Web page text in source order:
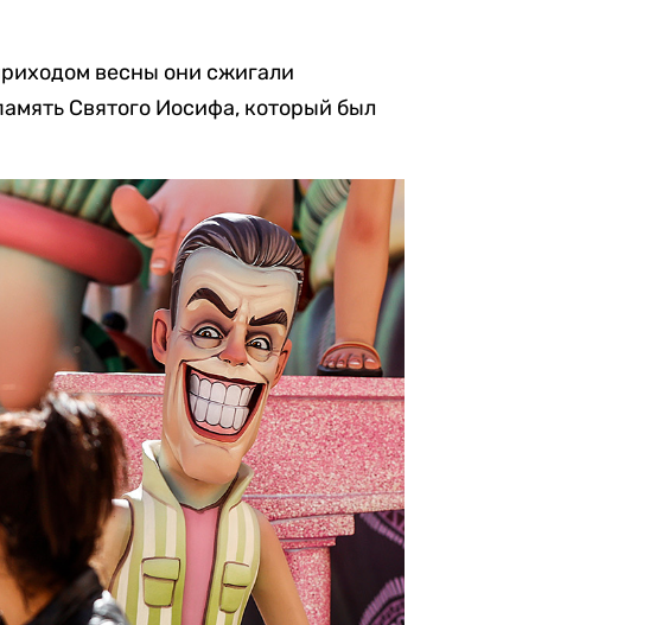
весны они сжигали
Святого Иосифа, который был